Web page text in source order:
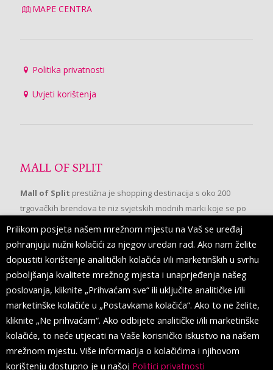
MAPE CENTRA
Politika privatnosti
Uvjeti korištenja
MALL OF SPLIT
Mall of Split prestižna je shopping destinacija s oko 200
trgovačkih brendova te niz svjetskih modnih marki koje se po
prvi put pojavljuju u Splitu.
PRATITE NAS
Prilikom posjeta našem mrežnom mjestu na Vaš se uređaj
pohranjuju nužni kolačići za njegov uredan rad. Ako nam želite
dopustiti korištenje analitičkih kolačića i/ili marketinških u svrhu
poboljšanja kvalitete mrežnog mjesta i unaprjeđenja našeg
poslovanja, kliknite „Prihvaćam sve“ ili uključite analitičke i/ili
marketinške kolačiće u „Postavkama kolačića“. Ako to ne želite,
kliknite „Ne prihvaćam“. Ako odbijete analitičke i/ili marketinške
kolačiće, to neće utjecati na Vaše korisničko iskustvo na našem
mrežnom mjestu. Više informacija o kolačićima i njihovom
korištenju dostupno je u našoj Politici privatnosti